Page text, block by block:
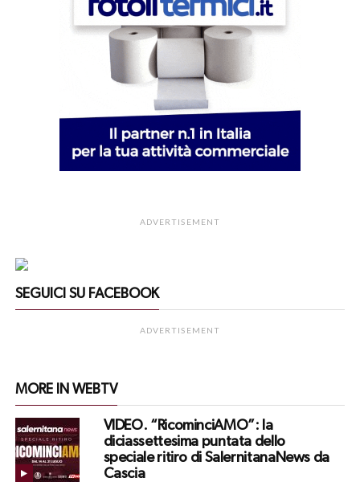
ADVERTISEMENT
SEGUICI SU FACEBOOK
ADVERTISEMENT
MORE IN WEBTV
VIDEO. “RicominciAMO”: la
diciassettesima puntata dello
speciale ritiro di SalernitanaNews da
Cascia